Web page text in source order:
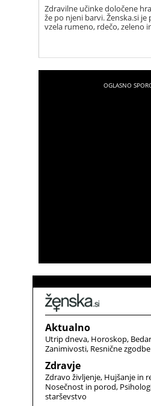
Zdravilne učinke določene
že po njeni barvi. Ženska.si
vzela rumeno, rdečo, zeleno
Aktualno
Utrip dneva Horoskop
Zanimivosti Resnične zgodbe
Zdravje
Zdravo življenje Hujšanje in
Nosečnost in porod
starševstvo